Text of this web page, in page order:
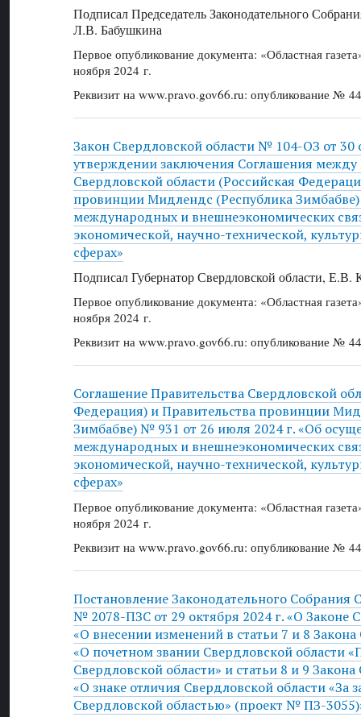
Подписал Председатель Законодательного
Л.В. Бабушкина
Первое опубликование документа: «Областная
ноября 2024 г.
Реквизит на www.pravo.gov66.ru: опубликование №
Закон Свердловской области № 104-ОЗ от 30
утверждении заключения Соглашения между
Свердловской области (Российская
провинции Мидлендс (Республика
международных и внешнеэкономических
экономической, научно-технической,
сферах»
Подписал Губернатор Свердловской области, Е.В.
Первое опубликование документа: «Областная
ноября 2024 г.
Реквизит на www.pravo.gov66.ru: опубликование №
Соглашение Правительства Свердловской
Федерация) и Правительства провинции
Зимбабве) № 931 от 26 июля 2024 г. «Об
международных и внешнеэкономических
экономической, научно-технической,
сферах»
Первое опубликование документа: «Областная
ноября 2024 г.
Реквизит на www.pravo.gov66.ru: опубликование №
Постановление Законодательного Собрания
№ 2078-ПЗС от 29 октября 2024 г. «О Законе
«О внесении изменений в статьи 7 и 8
«О почетном звании Свердловской области
Свердловской области» и статьи 8 и 9
«О знаке отличия Свердловской области «За
Свердловской областью» (проект № ПЗ-